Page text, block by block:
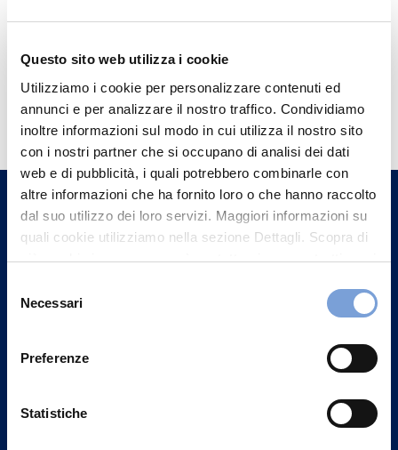
Questo sito web utilizza i cookie
Utilizziamo i cookie per personalizzare contenuti ed
annunci e per analizzare il nostro traffico. Condividiamo
inoltre informazioni sul modo in cui utilizza il nostro sito
con i nostri partner che si occupano di analisi dei dati
web e di pubblicità, i quali potrebbero combinarle con
altre informazioni che ha fornito loro o che hanno raccolto
dal suo utilizzo dei loro servizi. Maggiori informazioni su
quali cookie utilizziamo nella sezione Dettagli. Scopra di
più su chi siamo, come può contattarci e come trattiamo i
può trovare nel footer del sito nella sezione "Informativa
delNecessari
Preferenze
Statistiche
Hai bisogno di
informazioni?
Trova l'Agenzia più vicina a te e parla con
un nostro Agente.
Contattaci